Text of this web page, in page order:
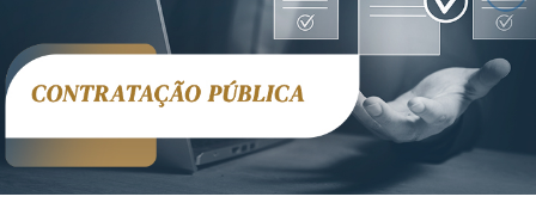
Receba por RSS
Av. Sete de Setembro, 4698
Batel
Curitiba/PR CEP 80240-000